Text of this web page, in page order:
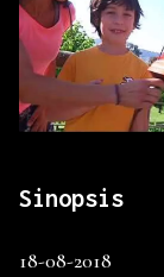
Sinopsis
18-08-2018